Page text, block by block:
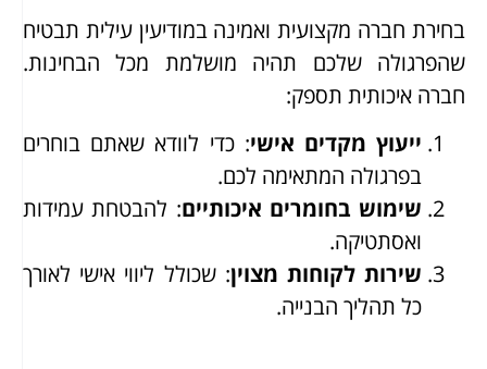
בחירת חברה מקצועית ואמינה במודיעין עילית תבטיח
שהפרגולה שלכם תהיה מושלמת מכל הבחינות.
חברה איכותית תספק:
ייעוץ מקדים אישי: כדי לוודא שאתם בוחרים
בפרגולה המתאימה לכם.
שימוש בחומרים איכותיים: להבטחת עמידות
ואסתטיקה.
שירות לקוחות מצוין: שכולל ליווי אישי לאורך
כל תהליך הבנייה.